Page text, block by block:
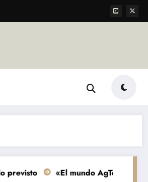
«El mundo AgTech es una